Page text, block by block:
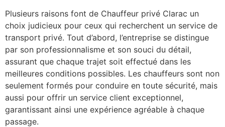
Plusieurs raisons font de Chauffeur privé Clarac un
choix judicieux pour ceux qui recherchent un service de
transport privé. Tout d’abord, l’entreprise se distingue
par son professionnalisme et son souci du détail,
assurant que chaque trajet soit effectué dans les
meilleures conditions possibles. Les chauffeurs sont non
seulement formés pour conduire en toute sécurité, mais
aussi pour offrir un service client exceptionnel,
garantissant ainsi une expérience agréable à chaque
passage.